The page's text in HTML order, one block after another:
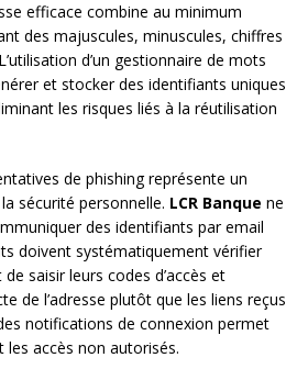
efficace combine au minimum
des majuscules, minuscules, chiffres
d’un gestionnaire de mots
et stocker des identifiants uniques
les risques liés à la réutilisation
de phishing représente un
sécurité personnelle. LCR Banque ne
des identifiants par email
doivent systématiquement vérifier
de saisir leurs codes d’accès et
de l’adresse plutôt que les liens reçus
notifications de connexion permet
accès non autorisés.